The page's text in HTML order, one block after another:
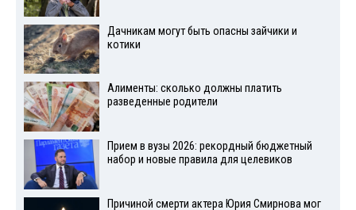
Дачникам могут быть опасны зайчики и
котики
Алименты: сколько должны платить
разведенные родители
Прием в вузы 2026: рекордный бюджетный
набор и новые правила для целевиков
Причиной смерти актера Юрия Смирнова мог